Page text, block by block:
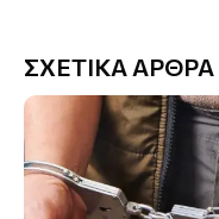
ΣΧΕΤΙΚΑ ΑΡΘΡΑ